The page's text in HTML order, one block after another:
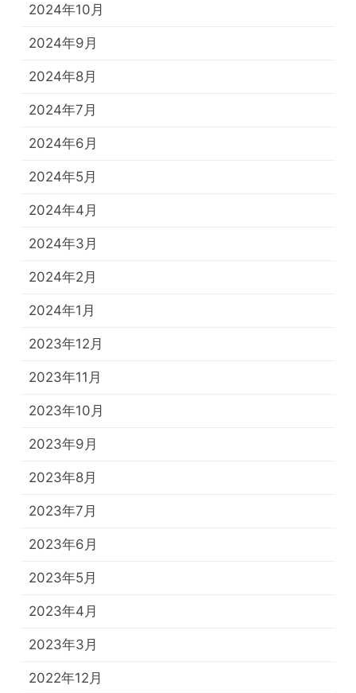
2024年10月
2024年9月
2024年8月
2024年7月
2024年6月
2024年5月
2024年4月
2024年3月
2024年2月
2024年1月
2023年12月
2023年11月
2023年10月
2023年9月
2023年8月
2023年7月
2023年6月
2023年5月
2023年4月
2023年3月
2022年12月